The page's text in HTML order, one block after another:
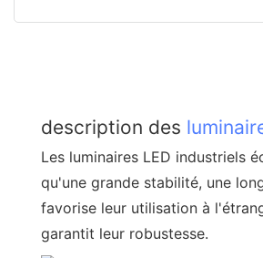
description des
Les luminaires LED industriels
qu'une grande stabilité, une
favorise leur utilisation à
garantit leur robustesse.